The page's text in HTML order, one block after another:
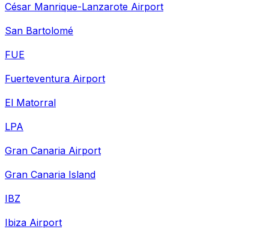
César Manrique-Lanzarote Airport
San Bartolomé
FUE
Fuerteventura Airport
El Matorral
LPA
Gran Canaria Airport
Gran Canaria Island
IBZ
Ibiza Airport